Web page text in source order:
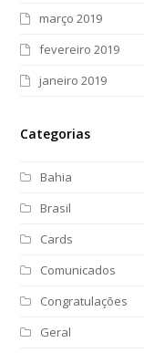
março 2019
fevereiro 2019
janeiro 2019
Categorias
Bahia
Brasil
Cards
Comunicados
Congratulações
Geral